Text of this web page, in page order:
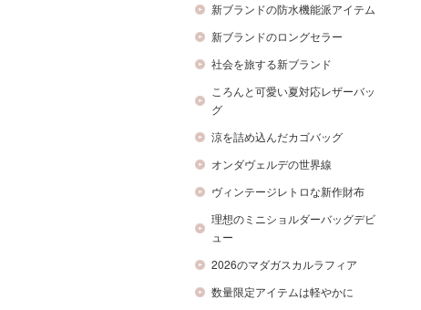
新ブランドの防水機能派アイテム
新ブランドのロングセラー
社会を旅する新ブランド
ころんと可愛い夏対応レザーバッ
グ
涼を詰め込んだカゴバッグ
オンダヴェルデの世界線
ヴィンテージレトロな新作財布
理想のミニショルダーバッグデビ
ュー
2026のマダガスカルラフィア
数量限定アイテムは軽やかに